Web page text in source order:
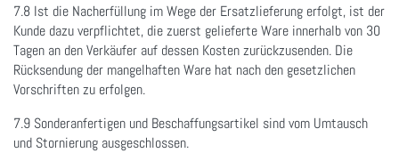
7.8 Ist die Nacherfüllung im Wege der Ersatzlieferung erfolgt, ist der
Kunde dazu verpflichtet, die zuerst gelieferte Ware innerhalb von 30
Tagen an den Verkäufer auf dessen Kosten zurückzusenden. Die
Rücksendung der mangelhaften Ware hat nach den gesetzlichen
Vorschriften zu erfolgen.
7.9 Sonderanfertigen und Beschaffungsartikel sind vom Umtausch
und Stornierung ausgeschlossen.